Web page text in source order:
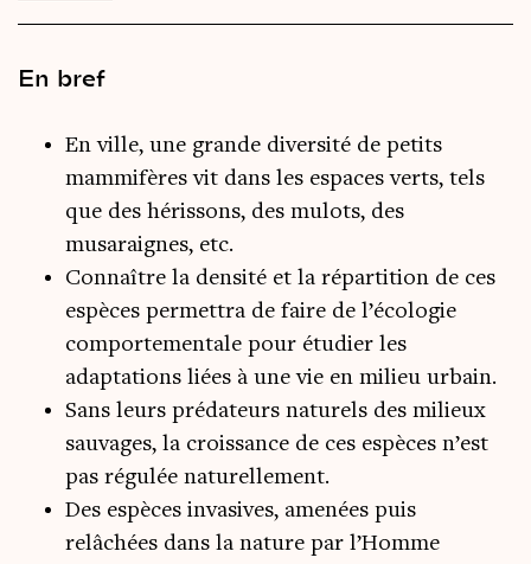
En bref
En ville, une grande diversité de petits
mammifères vit dans les espaces verts, tels
que des hérissons, des mulots, des
musaraignes, etc.
Connaître la densité et la répartition de ces
espèces permettra de faire de l’écologie
comportementale pour étudier les
adaptations liées à une vie en milieu urbain.
Sans leurs prédateurs naturels des milieux
sauvages, la croissance de ces espèces n’est
pas régulée naturellement.
Des espèces invasives, amenées puis
relâchées dans la nature par l’Homme